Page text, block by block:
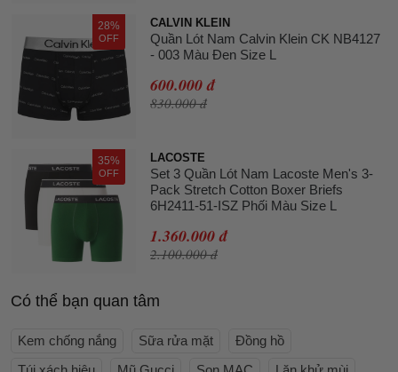
28%
OFF
CALVIN KLEIN
Quần Lót Nam Calvin Klein CK NB4127
- 003 Màu Đen Size L
600.000 đ
830.000 đ
35%
OFF
LACOSTE
Set 3 Quần Lót Nam Lacoste Men's 3-
Pack Stretch Cotton Boxer Briefs
6H2411-51-ISZ Phối Màu Size L
1.360.000 đ
2.100.000 đ
Có thể bạn quan tâm
Kem chống nắng Sữa rửa mặt
Đồng hồ